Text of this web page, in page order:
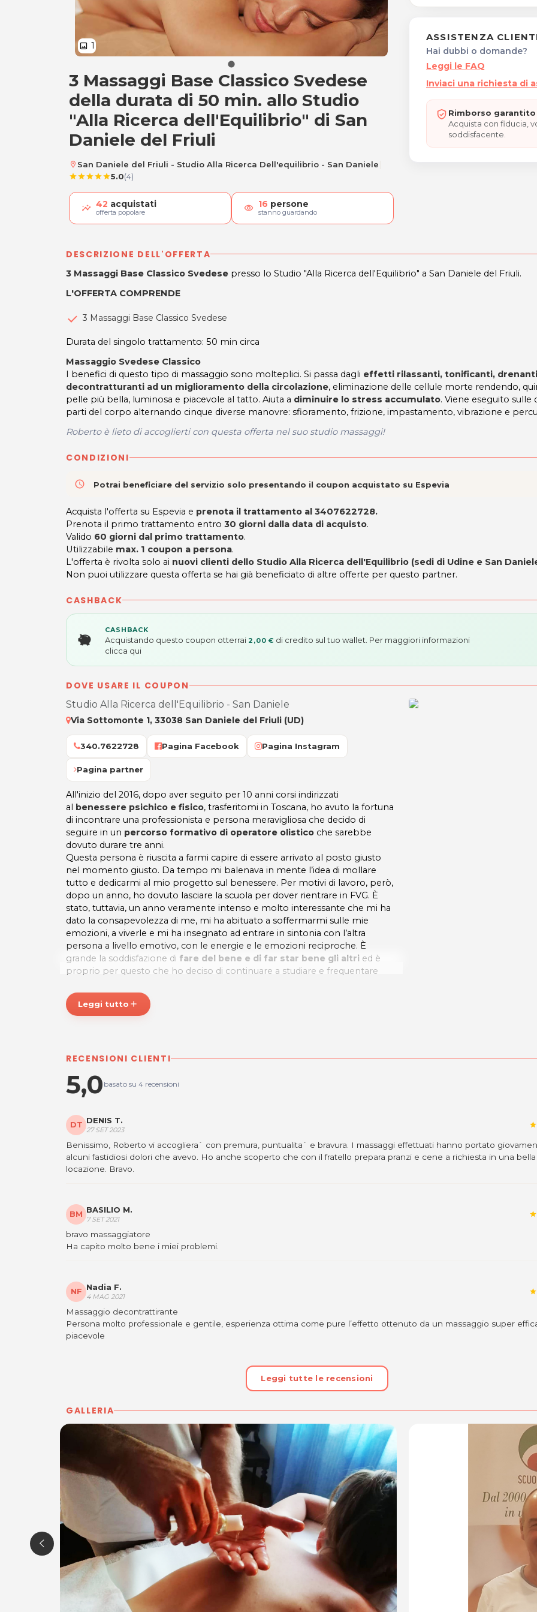
image 1
3 Massaggi Base Classico Svedese
3 Massaggi Base Classico Svedese
della durata di 50 min. allo Studio
"Alla Ricerca dell'Equilibrio" di San
Daniele del Friuli
location_on San Daniele del Friuli - Studio Alla Ricerca Dell'equilibrio - San Daniele
starstarstarstarstar5.0(4)
42 acquistati
offerta popolare visibility 16 persone
stanno guardando
ASSISTENZA
Hai dubbi o domande?
Leggi le FAQ
Inviaci una richiesta di
Rimborso
Acquista con fiducia,
soddisfacente.
DESCRIZIONE DELL'OFFERTA
3 Massaggi Base Classico Svedese presso lo Studio "Alla Ricerca dell'Equilibrio" a San Daniele del Friuli.
L'OFFERTA COMPRENDE
3 Massaggi Base Classico Svedese
Durata del singolo trattamento: 50 min circa
Massaggio Svedese Classico
I benefici di questo tipo di massaggio sono molteplici. Si passa dagli effetti rilassanti, tonificanti,
decontratturanti ad un miglioramento della circolazione, eliminazione delle cellule morte rendendo,
pelle più bella, luminosa e piacevole al tatto. Aiuta a diminuire lo stress accumulato. Viene eseguito sulle
parti del corpo alternando cinque diverse manovre: sfioramento, frizione, impastamento, vibrazione e
Roberto è lieto di accoglierti con questa offerta nel suo studio massaggi!
CONDIZIONI
access_time Potrai beneficiare del servizio solo presentando il coupon acquistato su Espevia
Acquista l'offerta su Espevia e prenota il trattamento al 3407622728.
Prenota il primo trattamento entro 30 giorni dalla data di acquisto.
Valido 60 giorni dal primo trattamento.
Utilizzabile max. 1 coupon a persona.
L'offerta è rivolta solo ai nuovi clienti dello Studio Alla Ricerca dell'Equilibrio (sedi di Udine e San
Non puoi utilizzare questa offerta se hai già beneficiato di altre offerte per questo partner.
CASHBACK
CASHBACK
Acquistando questo coupon otterrai 2,00 € di credito sul tuo wallet. Per maggiori informazioni
clicca qui
DOVE USARE IL COUPON
Studio Alla Ricerca dell'Equilibrio - San Daniele
Via Sottomonte 1, 33038 San Daniele del Friuli (UD)
340.7622728 Pagina Facebook Pagina Instagram
Pagina partner
All'inizio del 2016, dopo aver seguito per 10 anni corsi indirizzati
al benessere psichico e fisico, trasferitomi in Toscana, ho avuto la fortuna
di incontrare una professionista e persona meravigliosa che decido di
seguire in un percorso formativo di operatore olistico che sarebbe
dovuto durare tre anni.
Questa persona è riuscita a farmi capire di essere arrivato al posto giusto
nel momento giusto. Da tempo mi balenava in mente l’idea di mollare
tutto e dedicarmi al mio progetto sul benessere. Per motivi di lavoro, però,
dopo un anno, ho dovuto lasciare la scuola per dover rientrare in FVG. È
stato, tuttavia, un anno veramente intenso e molto interessante che mi ha
dato la consapevolezza di me, mi ha abituato a soffermarmi sulle mie
emozioni, a viverle e mi ha insegnato ad entrare in sintonia con l’altra
persona a livello emotivo, con le energie e le emozioni reciproche. È
grande la soddisfazione di fare del bene e di far star bene gli altri ed è
proprio per questo che ho deciso di continuare a studiare e frequentare
futuro.
ORARI
Operatore Olistico del Massaggio
Sede di Udine c/o ASPIC FVG:
Sede di San Daniele del Friuli
Friuli UD
P.IVA 02859020303
Per ulteriori informazioni sull'offerta o sulle modalità di acquisto scrivi
aposta@espevia.it
Leggi tutto add
RECENSIONI CLIENTI
5,0 basato su 4 recensioni
DT DENIS T.
27 SET 2023
star
Benissimo, Roberto vi accogliera` con premura, puntualita` e bravura. I massaggi effettuati hanno portato
alcuni fastidiosi dolori che avevo. Ho anche scoperto che con il fratello prepara pranzi e cene a richiesta in una bella
locazione. Bravo.
BM BASILIO M.
7 SET 2021
star
bravo massaggiatore
Ha capito molto bene i miei problemi.
NF Nadia F.
4 MAG 2021
star
Massaggio decontrattirante
Persona molto professionale e gentile, esperienza ottima come pure l’effetto ottenuto da un massaggio super
piacevole
Leggi tutte le recensioni
GALLERIA